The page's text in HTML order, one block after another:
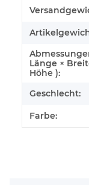
Länge ×
Höhe ):
Geschlecht:
Farbe: